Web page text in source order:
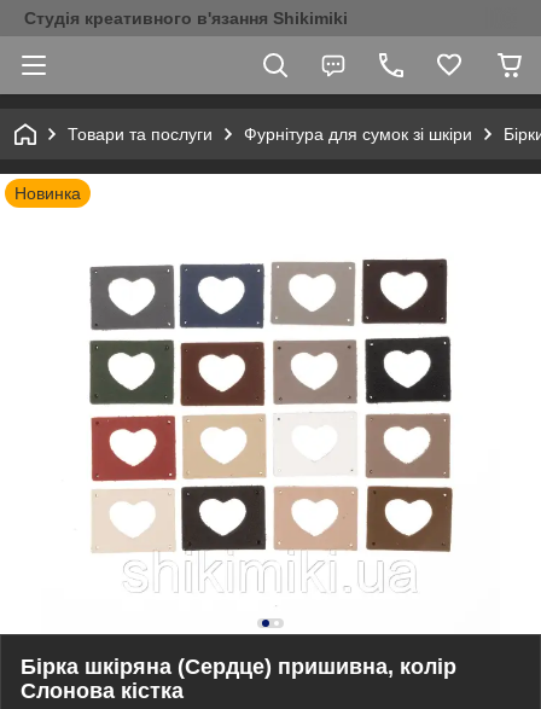
Студія креативного в'язання Shikimiki
Товари та послуги Фурнітура для сумок зі шкіри
Новинка
Бірка шкіряна (Сердце) пришивна, колір
Слонова кістка